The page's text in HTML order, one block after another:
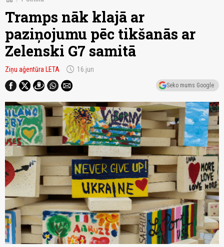
Tramps nāk klajā ar
paziņojumu pēc tikšanās ar
Zelenski G7 samitā
Ziņu aģentūra LETA schedule 16.jun
Seko mums Google